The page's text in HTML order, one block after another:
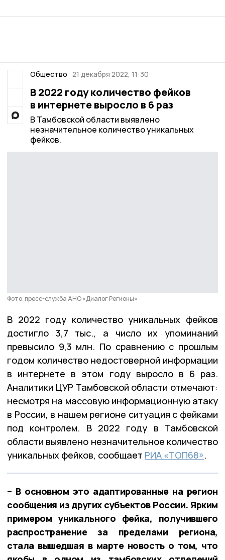
Общество 21 декабря 2022, 11:30
В 2022 году количество фейков
в интернете выросло в 6 раз
В Тамбовской области выявлено
незначительное количество уникальных
фейков.
Фото: пресс-служба АНО «Диалог Регионы»
В 2022 году количество уникальных фейков
достигло 3,7 тыс., а число их упоминаний
превысило 9,3 млн. По сравнению с прошлым
годом количество недостоверной информации
в интернете в этом году выросло в 6 раз.
Аналитики ЦУР Тамбовской области отмечают:
несмотря на массовую информационную атаку
в России, в нашем регионе ситуация с фейками
под контролем. В 2022 году в Тамбовской
области выявлено незначительное количество
уникальных фейков, сообщает РИА «ТОП68».
– В основном это адаптированные на регион
сообщения из других субъектов России. Ярким
примером уникального фейка, получившего
распространение за пределами региона,
стала вышедшая в марте новость о том, что